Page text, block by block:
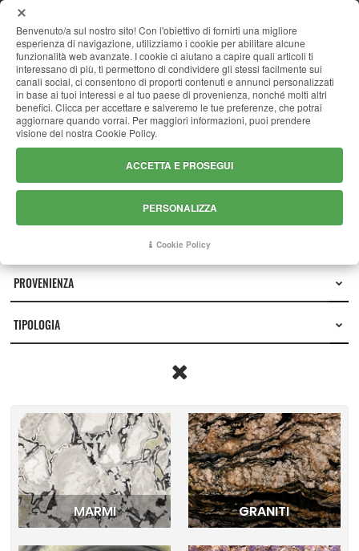
CATALOGO
MARMI GRANITI
Benvenuto/a sul nostro sito! Con l'obiettivo di fornirti una migliore
esperienza di navigazione, utilizziamo i cookie per abilitare alcune
funzionalità web avanzate. I cookie ci aiutano a capire quali articoli ti
interessano di più, ti permettono di condividere gli stessi facilmente sui
canali social, ci consentono di proporti contenuti e annunci personalizzati
in base ai tuoi interessi e al tuo paese di provenienza, nonché molti altri
benefici. Clicca per accettare e salveremo le tue preferenze, che potrai
aggiornare quando vorrai. Per maggiori informazioni, puoi prendere
visione del nostra Cookie Policy.
ACCETTA E PROSEGUI
PERSONALIZZA
Cookie Policy